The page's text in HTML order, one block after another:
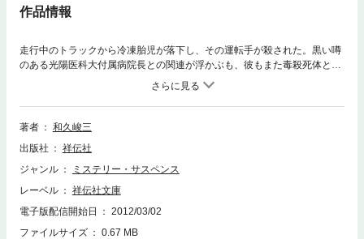
作品情報
走行中のトラックから冷凍胎児が落下し、その運転手が殺された。黒い噂
のある光陽医科大付属病院長との関連が浮かぶも、彼もまた毒殺死体とな
って発見される。事件の鍵を握る院長の愛人には完璧なアリバイが…。上
高地・京都・東京を舞台に、二重、三重のトリックで描く長編本格推理！
著者
和久峻三
出版社
祥伝社
ジャンル
ミステリー・サスペンス
レーベル
祥伝社文庫
電子版配信開始日
2012/03/02
ファイルサイズ
0.67 MB